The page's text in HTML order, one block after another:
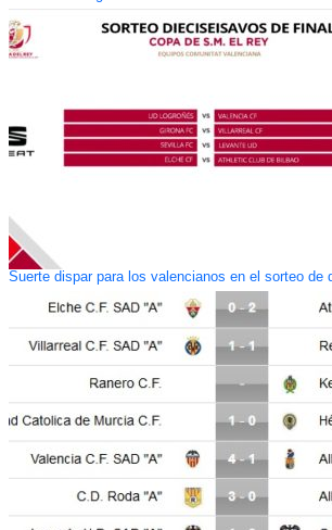
Suerte dispar para los valencianos en el sorteo de